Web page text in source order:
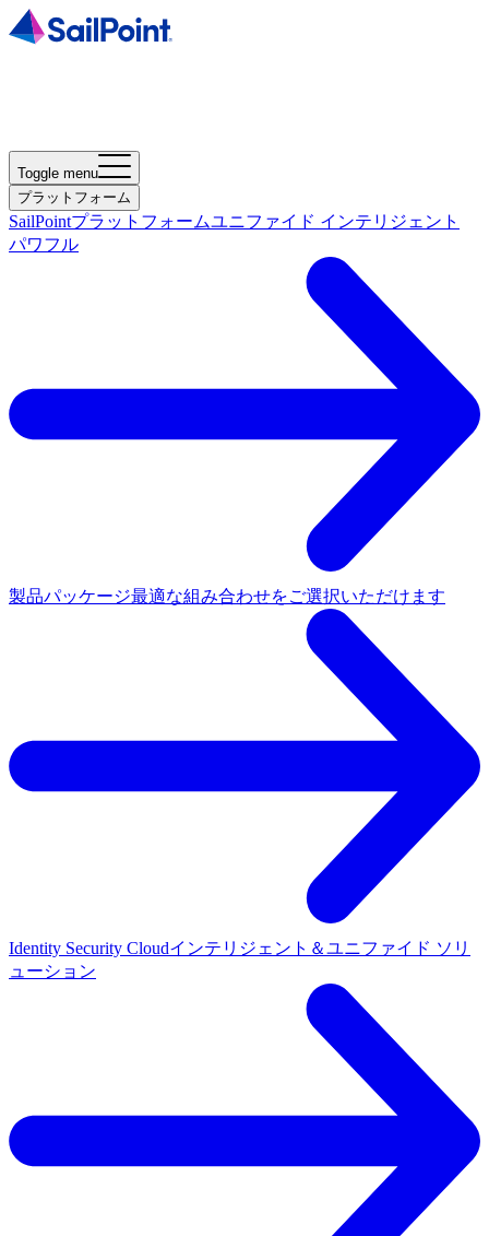
Toggle menu
プラットフォーム
SailPointプラットフォームユニファイド インテリジェント
パワフル
製品パッケージ最適な組み合わせをご選択いただけます
Identity Security Cloudインテリジェント＆ユニファイド ソリ
ューション